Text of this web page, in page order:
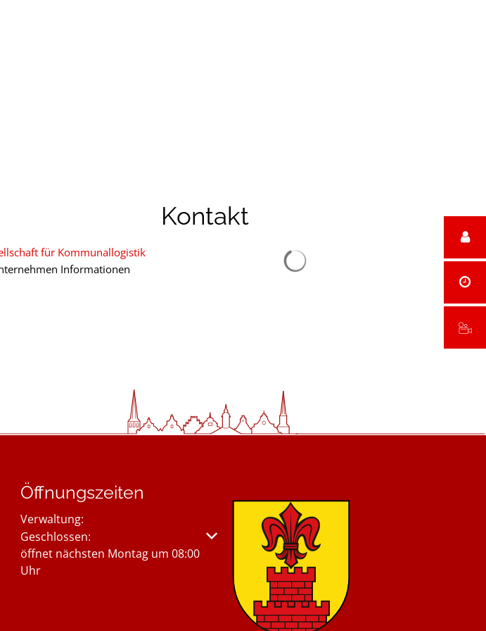
für Kommunallogistik
Informationen
Kontakt
Öffnungszeiten
Verwaltung:
Klicken, um weitere Öffnungs- oder Schließzeiten auszublenden
Geschlossen:
öffnet nächsten Montag um 08:00
Uhr